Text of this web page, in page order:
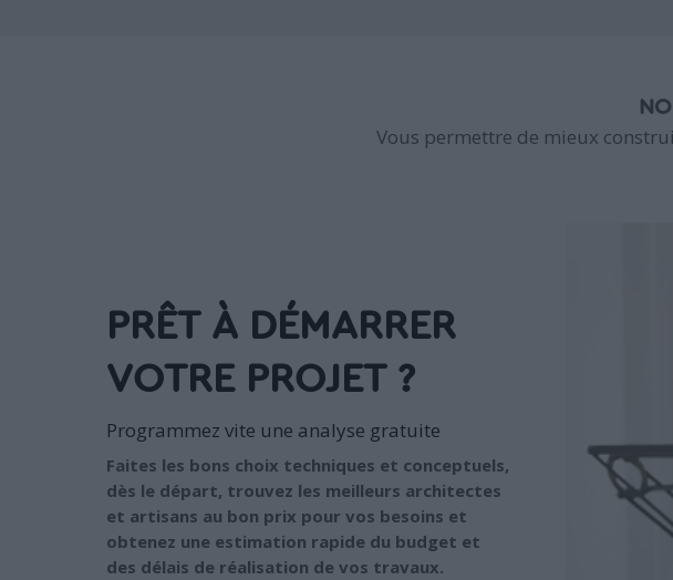
Vous permettre de mieux
PRÊT À DÉMARRER
VOTRE PROJET ?
Programmez vite une analyse gratuite
Faites les bons choix techniques et conceptuels,
dès le départ, trouvez les meilleurs architectes
et artisans au bon prix pour vos besoins et
obtenez une estimation rapide du budget et
des délais de réalisation de vos travaux.